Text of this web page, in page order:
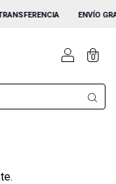
ENVÍO
0